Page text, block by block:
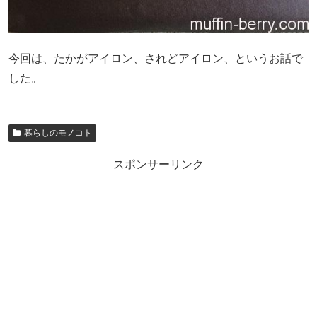
今回は、たかがアイロン、されどアイロン、というお話で
した。
暮らしのモノコト
スポンサーリンク